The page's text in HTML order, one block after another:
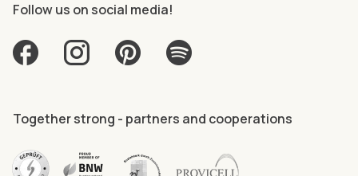
Follow us on social media!
Together strong - partners and cooperations